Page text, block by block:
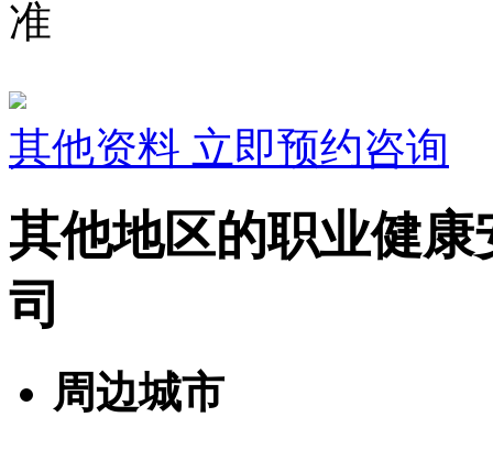
准
其他资料 立即预约咨询
其他地区的职业健
司
周边城市